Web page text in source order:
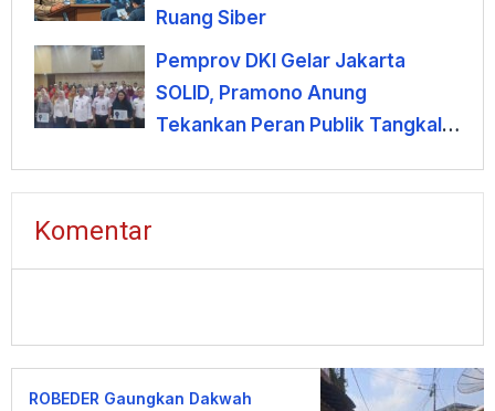
Ruang Siber
Pemprov DKI Gelar Jakarta
SOLID, Pramono Anung
Tekankan Peran Publik Tangkal
Komentar
ROBEDER Gaungkan Dakwah